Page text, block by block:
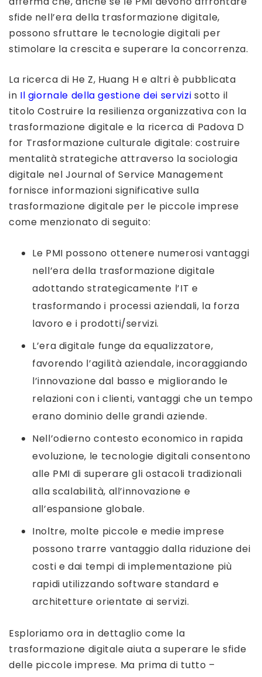
sfide nell’era della trasformazione digitale,
possono sfruttare le tecnologie digitali per
stimolare la crescita e superare la concorrenza.
La ricerca di He Z, Huang H e altri è pubblicata
in Il giornale della gestione dei servizi sotto il
titolo Costruire la resilienza organizzativa con la
trasformazione digitale e la ricerca di Padova D
for Trasformazione culturale digitale: costruire
mentalità strategiche attraverso la sociologia
digitale nel Journal of Service Management
fornisce informazioni significative sulla
trasformazione digitale per le piccole imprese
come menzionato di seguito:
Le PMI possono ottenere numerosi vantaggi
nell’era della trasformazione digitale
adottando strategicamente l’IT e
trasformando i processi aziendali, la forza
lavoro e i prodotti/servizi.
L’era digitale funge da equalizzatore,
favorendo l’agilità aziendale, incoraggiando
l’innovazione dal basso e migliorando le
relazioni con i clienti, vantaggi che un tempo
erano dominio delle grandi aziende.
Nell’odierno contesto economico in rapida
evoluzione, le tecnologie digitali consentono
alle PMI di superare gli ostacoli tradizionali
alla scalabilità, all’innovazione e
all’espansione globale.
Inoltre, molte piccole e medie imprese
possono trarre vantaggio dalla riduzione dei
costi e dai tempi di implementazione più
rapidi utilizzando software standard e
architetture orientate ai servizi.
Esploriamo ora in dettaglio come la
trasformazione digitale aiuta a superare le sfide
delle piccole imprese. Ma prima di tutto –